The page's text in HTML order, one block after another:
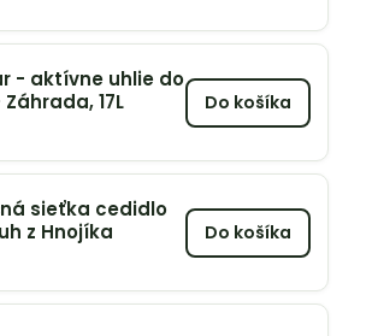
- aktívne uhlie do
17L
Do košíka
sieťka cedidlo
z Hnojíka
Do košíka